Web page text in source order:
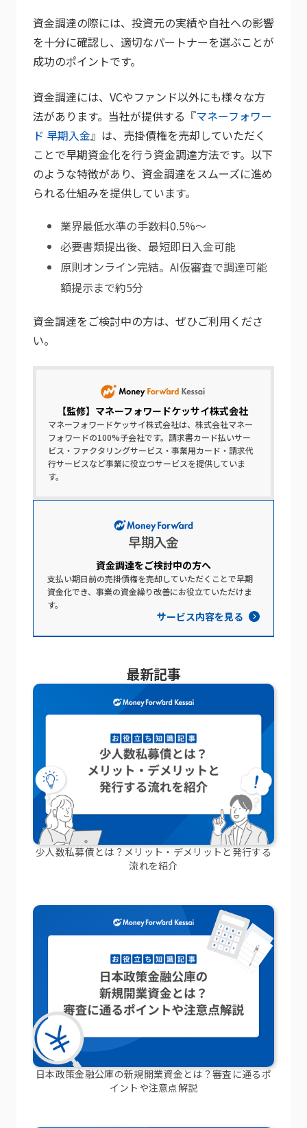
資金調達の際には、投資元の実績や自社への影響
を十分に確認し、適切なパートナーを選ぶことが
成功のポイントです。
資金調達には、VCやファンド以外にも様々な方
法があります。当社が提供する『マネーフォワー
ド 早期入金』は、売掛債権を売却していただく
ことで早期資金化を行う資金調達方法です。以下
のような特徴があり、資金調達をスムーズに進め
られる仕組みを提供しています。
業界最低水準の手数料0.5%～
必要書類提出後、最短即日入金可能
原則オンライン完結。AI仮審査で調達可能
額提示まで約5分
資金調達をご検討中の方は、ぜひご利用くださ
い。
【監修】 マネーフォワードケッサイ株式会社
マネーフォワードケッサイ株式会社は、株式会社マネー
フォワードの100%子会社です。請求書カード払いサー
ビス・ファクタリングサービス・事業用カード・請求代
行サービスなど事業に役立つサービスを提供していま
す。
資金調達を​ご検討中の​方​へ​
支払い期日前の売掛債権を売却していただくことで早期
資金化でき、事業の資金繰り改善にお役立ていただけま
す。
サービス内容を見る
最新記事
少人数私募債とは？メリット・デメリットと発行する
流れを紹介
日本政策金融公庫の新規開業資金とは？審査に通るポ
イントや注意点解説